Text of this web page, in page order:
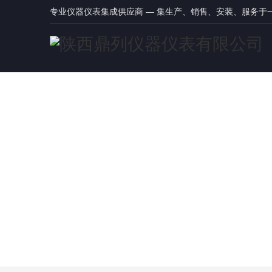
专业仪器仪表集成供应商 — 集生产、销售、安装、服务于